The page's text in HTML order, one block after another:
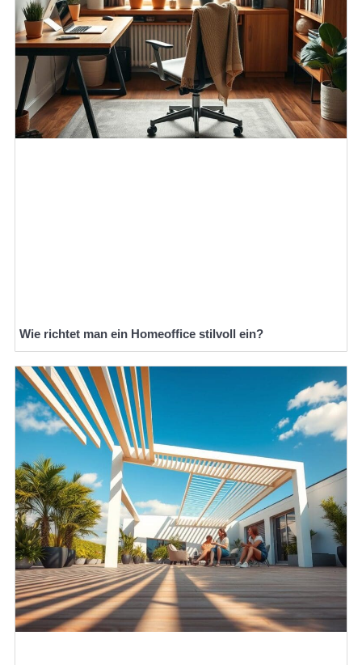
Wie richtet man ein Homeoffice stilvoll ein?